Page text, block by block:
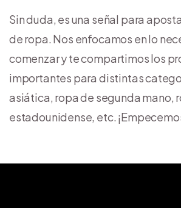
Sin duda, es una señal para
de ropa. Nos enfocamos en lo
comenzar y te compartimos los
importantes para distintas
asiática, ropa de segunda mano,
estadounidense, etc.